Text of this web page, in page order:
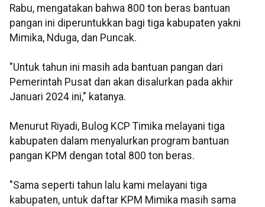
Rabu, mengatakan bahwa 800 ton beras bantuan
pangan ini diperuntukkan bagi tiga kabupaten yakni
Mimika, Nduga, dan Puncak.
"Untuk tahun ini masih ada bantuan pangan dari
Pemerintah Pusat dan akan disalurkan pada akhir
Januari 2024 ini," katanya.
Menurut Riyadi, Bulog KCP Timika melayani tiga
kabupaten dalam menyalurkan program bantuan
pangan KPM dengan total 800 ton beras.
"Sama seperti tahun lalu kami melayani tiga
kabupaten, untuk daftar KPM Mimika masih sama